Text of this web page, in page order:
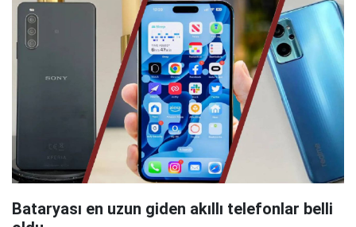
Bataryası en uzun giden akıllı telefonlar belli